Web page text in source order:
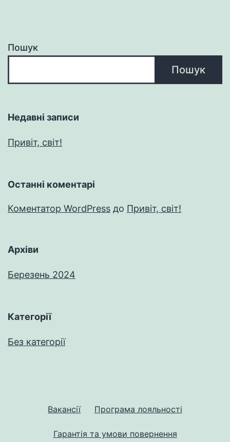
Пошук
Пошук
Недавні записи
Привіт, світ!
Останні коментарі
Коментатор WordPress до Привіт, світ!
Архіви
Березень 2024
Категорії
Без категорії
Вакансії Програма лояльності
Гарантія та умови повернення